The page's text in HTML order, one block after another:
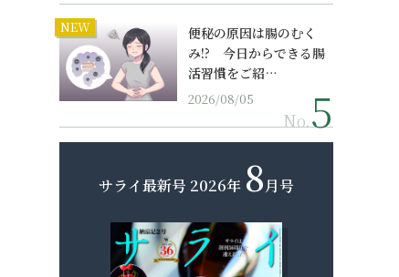
NEW
便秘の原因は腸のむく
み!? 今日からできる腸
活習慣をご紹…
2026/08/05
No.
サライ最新号 2026年 8月号